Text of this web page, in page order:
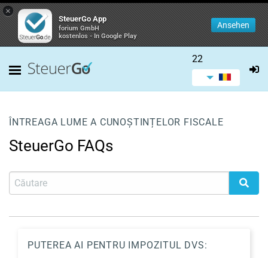
×
SteuerGo App
forium GmbH
kostenlos - In Google Play
Ansehen
22
ÎNTREAGA LUME A CUNOȘTINȚELOR FISCALE
SteuerGo FAQs
PUTEREA AI PENTRU IMPOZITUL DVS: